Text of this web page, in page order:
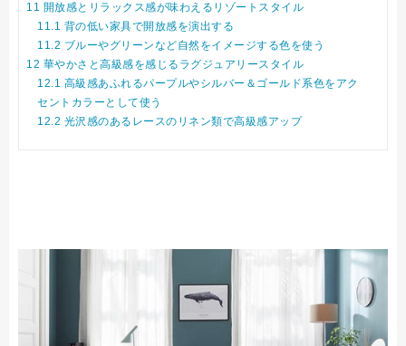
11 開放感とリラックス感が味わえるリゾートスタイル
11.1 背の低い家具で開放感を演出する
11.2 ブルーやグリーンなど自然をイメージする色を使う
12 華やかさと高級感を感じるラグジュアリースタイル
12.1 高級感あふれるパープルやシルバー＆ゴールド系色をアク
セントカラーとして使う
12.2 光沢感のあるレースのリネン類で高級感アップ